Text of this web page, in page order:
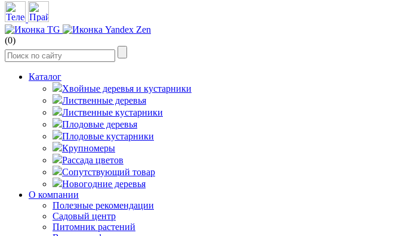
(0)
Каталог
Хвойные деревья и кустарники
Лиственные деревья
Лиственные кустарники
Плодовые деревья
Плодовые кустарники
Крупномеры
Рассада цветов
Сопутствующий товар
Новогодние деревья
О компании
Полезные рекомендации
Садовый центр
Питомник растений